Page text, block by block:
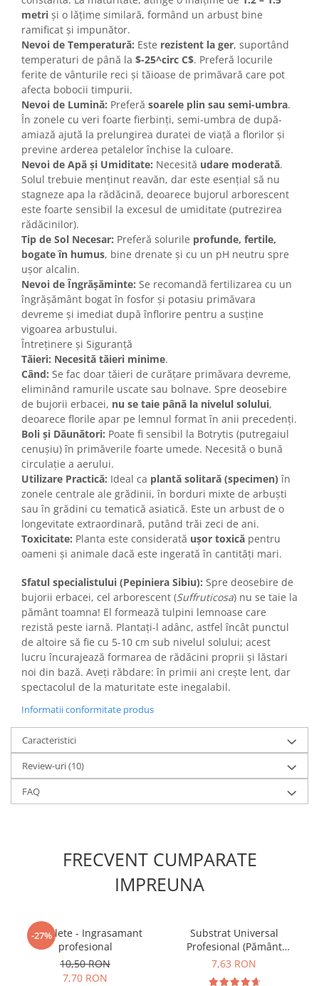
metri și o lățime similară, formând un arbust bine
ramificat și impunător.
Nevoi de Temperatură: Este rezistent la ger, suportând
temperaturi de până la $-25^circ C$. Preferă locurile
ferite de vânturile reci și tăioase de primăvară care pot
afecta bobocii timpurii.
Nevoi de Lumină: Preferă soarele plin sau semi-umbra.
În zonele cu veri foarte fierbinți, semi-umbra de după-
amiază ajută la prelungirea duratei de viață a florilor și
previne arderea petalelor închise la culoare.
Nevoi de Apă și Umiditate: Necesită udare moderată.
Solul trebuie menținut reavăn, dar este esențial să nu
stagneze apa la rădăcină, deoarece bujorul arborescent
este foarte sensibil la excesul de umiditate (putrezirea
rădăcinilor).
Tip de Sol Necesar: Preferă solurile profunde, fertile,
bogate în humus, bine drenate și cu un pH neutru spre
ușor alcalin.
Nevoi de Îngrășăminte: Se recomandă fertilizarea cu un
îngrășământ bogat în fosfor și potasiu primăvara
devreme și imediat după înflorire pentru a susține
vigoarea arbustului.
Întreținere și Siguranță
Tăieri: Necesită tăieri minime.
Când: Se fac doar tăieri de curățare primăvara devreme,
eliminând ramurile uscate sau bolnave. Spre deosebire
de bujorii erbacei, nu se taie până la nivelul solului,
deoarece florile apar pe lemnul format în anii precedenți.
Boli și Dăunători: Poate fi sensibil la Botrytis (putregaiul
cenușiu) în primăverile foarte umede. Necesită o bună
circulație a aerului.
Utilizare Practică: Ideal ca plantă solitară (specimen) în
zonele centrale ale grădinii, în borduri mixte de arbuști
sau în grădini cu tematică asiatică. Este un arbust de o
longevitate extraordinară, putând trăi zeci de ani.
Toxicitate: Planta este considerată ușor toxică pentru
oameni și animale dacă este ingerată în cantități mari.
Sfatul specialistului (Pepiniera Sibiu): Spre deosebire de
bujorii erbacei, cel arborescent (Suffruticosa) nu se taie la
pământ toamna! El formează tulpini lemnoase care
rezistă peste iarnă. Plantați-l adânc, astfel încât punctul
de altoire să fie cu 5-10 cm sub nivelul solului; acest
lucru încurajează formarea de rădăcini proprii și lăstari
noi din bază. Aveți răbdare: în primii ani crește lent, dar
spectacolul de la maturitate este inegalabil.
Informatii conformitate produs
Caracteristici
Review-uri(10)
FAQ
FRECVENT CUMPARATE
IMPREUNA
-27%
5 Tablete - Ingrasamant
profesional
10,50 RON
7,70 RON
Substrat Universal
Profesional (Pământ
Premium) - 5 L
7,63 RON